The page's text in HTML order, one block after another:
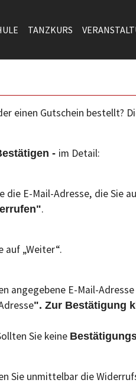
TANZKURS
einen Gutschein bestellt?
- im Detail:
die E-Mail-Adresse, die Sie
.
auf „Weiter“.
angegebene E-Mail-
". Zur Bestätigung
Sie keine
Sie unmittelbar die